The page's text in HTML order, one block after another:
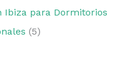
Ibiza para Dormitorios
5